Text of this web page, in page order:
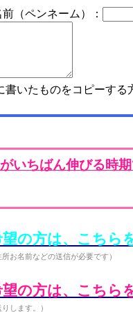
（ペンネーム）：
いたものをコピーする
いちばん伸びる時期
の方は、こちら
お名前などの送信が必要です）
の方は、こちら
します。）